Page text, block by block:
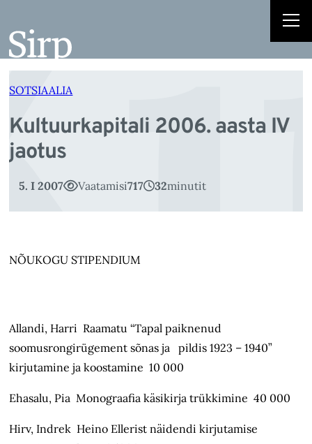
juurde
SOTSIAALIA
Kultuurkapitali 2006. aasta IV
jaotus
5. I 2007 Vaatamisi717 32minutit
NÕUKOGU STIPENDIUM
Allandi, Harri Raamatu “Tapal paiknenud
soomusrongirügement sõnas ja pildis 1923 – 1940”
kirjutamine ja koostamine 10 000
Ehasalu, Pia Monograafia käsikirja trükkimine 40 000
Hirv, Indrek Heino Ellerist näidendi kirjutamise